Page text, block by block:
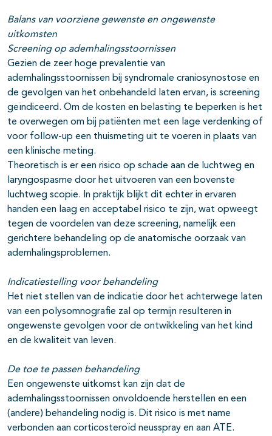
Balans van voorziene gewenste en ongewenste
uitkomsten
Screening op ademhalingsstoornissen
Gezien de zeer hoge prevalentie van
ademhalingsstoornissen bij syndromale craniosynostose en
de gevolgen van het onbehandeld laten ervan, is screening
geïndiceerd. Om de kosten en belasting te beperken is het
te overwegen om bij patiënten met een lage verdenking of
voor follow-up een thuismeting uit te voeren in plaats van
een klinische meting.
Theoretisch is er een risico op schade aan de luchtweg en
laryngospasme door het uitvoeren van een bovenste
luchtweg scopie. In praktijk blijkt dit echter in ervaren
handen een laag en acceptabel risico te zijn, wat opweegt
tegen de voordelen van deze screening, namelijk een
gerichtere behandeling op de anatomische oorzaak van
ademhalingsproblemen.
Indicatiestelling voor behandeling
Het niet stellen van de indicatie door het achterwege laten
van een polysomnografie zal op termijn resulteren in
ongewenste gevolgen voor de ontwikkeling van het kind
en de kwaliteit van leven.
De toe te passen behandeling
Een ongewenste uitkomst kan zijn dat de
ademhalingsstoornissen onvoldoende herstellen en een
(andere) behandeling nodig is. Dit risico is met name
verbonden aan corticosteroïd neusspray en aan ATE.